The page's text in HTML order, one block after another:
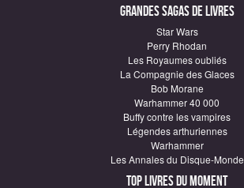
Grandes sagas de Livres
Star Wars
Perry Rhodan
Les Royaumes oubliés
La Compagnie des Glaces
Bob Morane
Warhammer 40 000
Buffy contre les vampires
Légendes arthuriennes
Warhammer
Les Annales du Disque-Monde
Top Livres du moment